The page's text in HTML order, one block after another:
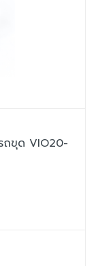
ถขุด VIO20-